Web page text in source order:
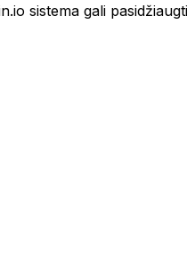
sistema gali